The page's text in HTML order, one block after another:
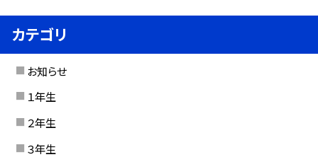
カテゴリ
お知らせ
１年生
２年生
３年生